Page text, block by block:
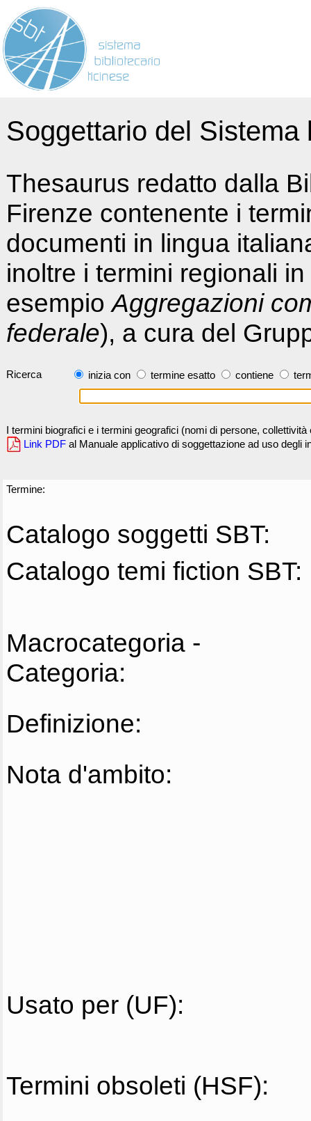
Soggettario del
Thesaurus redatto dalla
Firenze contenente i
documenti in lingua
inoltre i termini regionali
esempioAggregazioni
federale), a cura del
Ricerca inizia con termine esatto contiene
I termini biografici e i termini geografici (nomi di persone,
Link PDF al Manuale applicativo di soggettazione ad uso degli
Termine:
Catalogo soggetti SBT:
Catalogo temi fiction SBT:
Macrocategoria -
Categoria:
Definizione:
Nota d'ambito:
Usato per (UF):
Termini obsoleti (HSF):